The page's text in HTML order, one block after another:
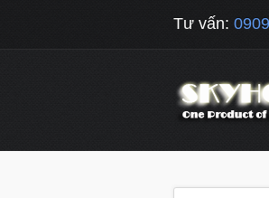
Tư vấn: